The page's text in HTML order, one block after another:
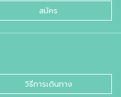
สมัคร
วิธีการเดินทาง